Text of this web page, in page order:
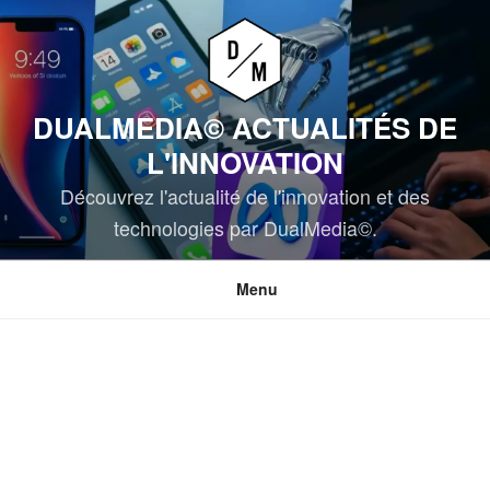
Aller
au
contenu
DUALMEDIA© ACTUALITÉS DE
L'INNOVATION
Découvrez l'actualité de l'innovation et des
technologies par DualMedia©.
Menu